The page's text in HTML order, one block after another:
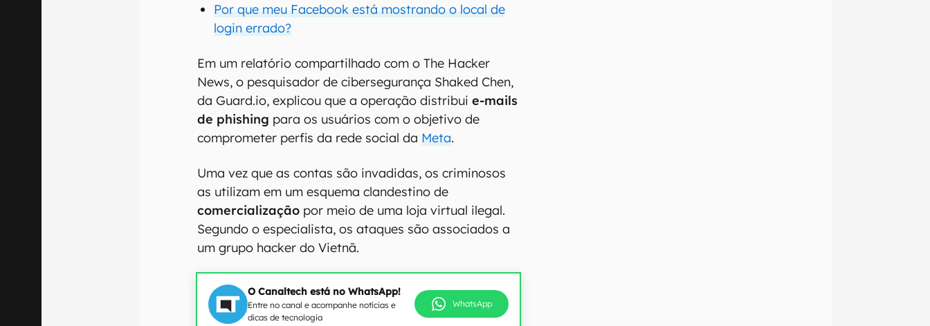
Por que meu Facebook está mostrando o local de
login errado?
Em um relatório compartilhado com o The Hacker
News, o pesquisador de cibersegurança Shaked Chen,
da Guard.io, explicou que a operação distribuie-mails
de phishing para os usuários com o objetivo de
comprometer perfis da rede social da Meta.
Uma vez que as contas são invadidas, os criminosos
as utilizam em um esquema clandestino de
comercialização por meio de uma loja virtual ilegal.
Segundo o especialista, os ataques são associados a
um grupo hacker do Vietnã.
O Canaltech está no WhatsApp!
Entre no canal e acompanhe notícias e
dicas de tecnologia
WhatsApp